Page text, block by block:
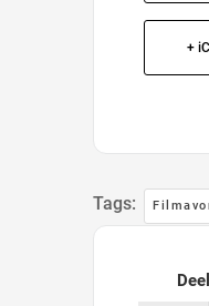
+
Tags: